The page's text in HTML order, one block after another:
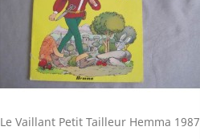
Le Vaillant Petit Tailleur Hemma 1987